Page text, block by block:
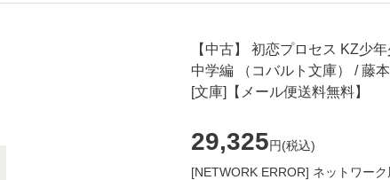
【中古】 初恋プロセス KZ少
中学編 （コバルト文庫） / 藤
[文庫]【メール便送料無料】
29,325円(税込)
[NETWORK ERROR] ネットワー